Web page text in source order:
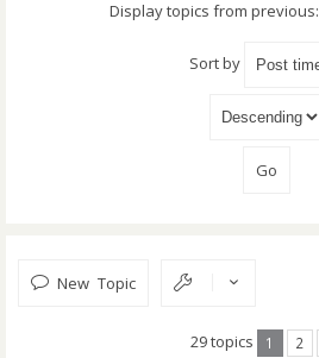
Display topics from previous:
Sort by
New Topic
29 topics 1 2